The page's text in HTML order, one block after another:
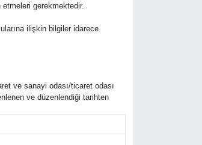
gerekmektedir.
ilişkin bilgiler idarece
ve sanayi odası/ticaret odası
ve düzenlendiği tarihten